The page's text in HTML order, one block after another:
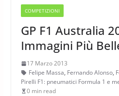
COMPETIZIONI
GP F1 Australia
Immagini Più
17 Marzo 2013
Felipe Massa, Fernando Alonso,
Pirelli F1: pneumatici Formula 1 e
0 min read